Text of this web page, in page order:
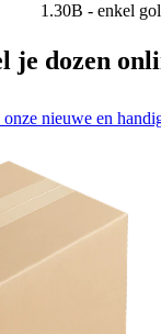
1.30B - enkel
je dozen
nieuwe en